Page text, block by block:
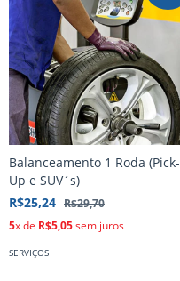
Balanceamento 1 Roda (Pick-
Up e SUV´s)
R$25,24 R$29,70
5x de R$5,05sem juros
SERVIÇOS